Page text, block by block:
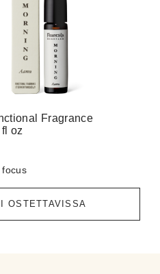
Fragrance
oz
focus
OSTETTAVISSA